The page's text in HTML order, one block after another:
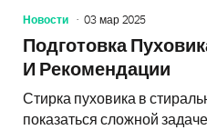
Новости 03 мар 2025
Подготовка
И Рекомендации
Стирка пуховика в
показаться сложной